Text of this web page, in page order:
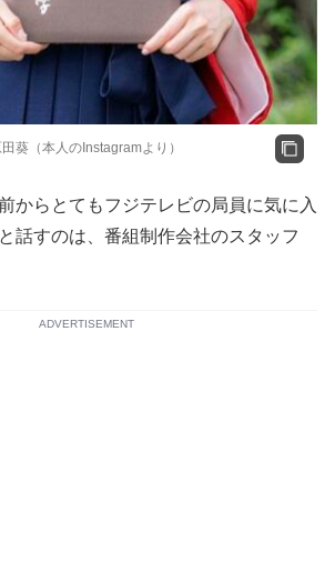
葵（本人のInstagramより）
からとてもフジテレビの局員に気に入
話すのは、番組制作会社のスタッフ
ADVERTISEMENT